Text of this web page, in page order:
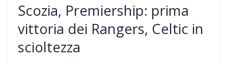
Scozia, Premiership: prima
vittoria dei Rangers, Celtic in
scioltezza